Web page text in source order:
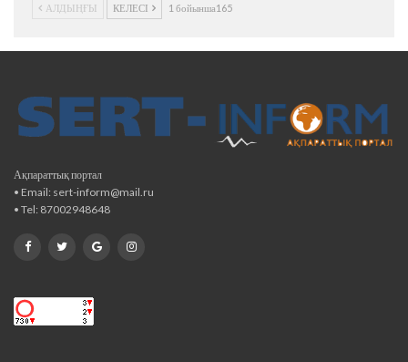
АЛДЫҢҒЫ КЕЛЕСІ 1 бойынша165
Ақпараттық портал
• Email: sert-inform@mail.ru
• Tel: 87002948648